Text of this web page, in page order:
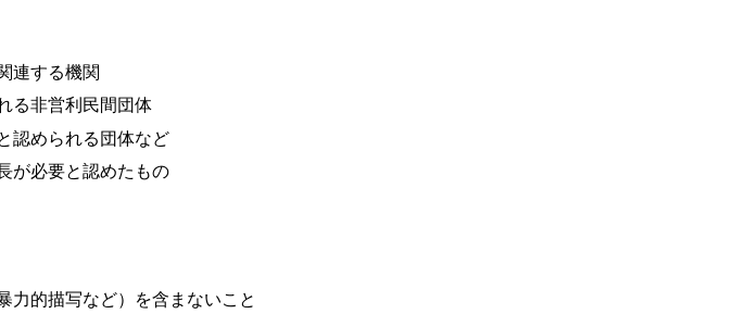
連する機関
る非営利民間団体
認められる団体など
が必要と認めたもの
力的描写など）を含まないこと